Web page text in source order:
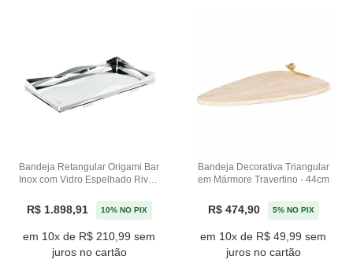
Bandeja Retangular Origami Bar
Inox com Vidro Espelhado Riva -
R$ 1.898,91 10% NO PIX
em 10x de R$ 210,99 sem
juros no cartão
Bandeja Decorativa Triangular
em Mármore Travertino - 44cm
R$ 474,90 5% NO PIX
em 10x de R$ 49,99 sem
juros no cartão